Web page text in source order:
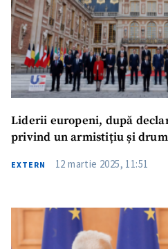
Liderii europeni, după
privind un armistițiu și
EXTERN 12 martie 2025, 11:51
ȘTIREA MEA